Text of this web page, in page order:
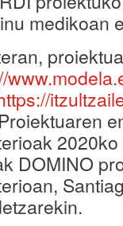
medikoan
DOMINO